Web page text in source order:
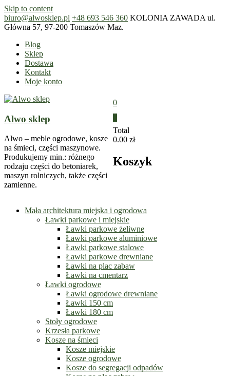
Skip to content
biuro@alwosklep.pl +48 693 546 360 KOLONIA ZAWADA ul.
Główna 57, 97-200 Tomaszów Maz.
Blog
Sklep
Dostawa
Kontakt
Moje konto
Alwo sklep
Alwo – meble ogrodowe, kosze
na śmieci, części maszynowe.
Produkujemy min.: różnego
rodzaju części do betoniarek,
maszyn rolniczych, także części
zamienne.
0
Total
0.00 zł
Koszyk
Mała architektura miejska i ogrodowa
Ławki parkowe i miejskie
Ławki parkowe żeliwne
Ławki parkowe aluminiowe
Ławki parkowe stalowe
Ławki parkowe drewniane
Ławki na plac zabaw
Ławki na cmentarz
Ławki ogrodowe
Ławki ogrodowe drewniane
Ławki 150 cm
Ławki 180 cm
Stoły ogrodowe
Krzesła parkowe
Kosze na śmieci
Kosze miejskie
Kosze ogrodowe
Kosze do segregacji odpadów